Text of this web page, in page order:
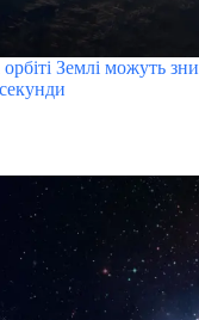
Землі можуть